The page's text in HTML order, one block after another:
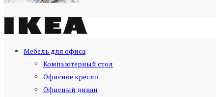
Мебель для офиса
Компьютерный стол
Офисное кресло
Офисный диван